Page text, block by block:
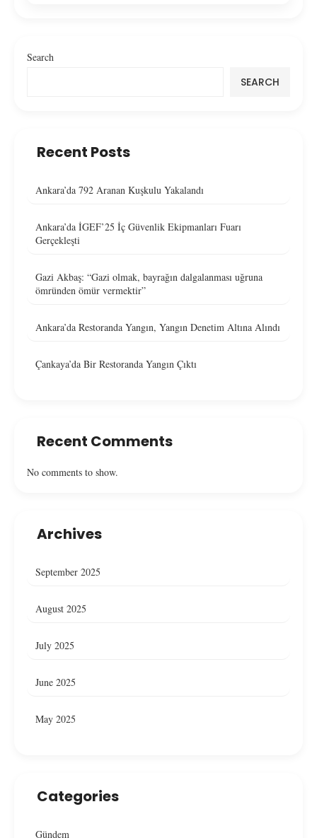
Search
SEARCH
Recent Posts
Ankara’da 792 Aranan Kuşkulu Yakalandı
Ankara’da İGEF’25 İç Güvenlik Ekipmanları Fuarı
Gerçekleşti
Gazi Akbaş: “Gazi olmak, bayrağın dalgalanması uğruna
ömründen ömür vermektir”
Ankara’da Restoranda Yangın, Yangın Denetim Altına Alındı
Çankaya’da Bir Restoranda Yangın Çıktı
Recent Comments
No comments to show.
Archives
September 2025
August 2025
July 2025
June 2025
May 2025
Categories
Gündem